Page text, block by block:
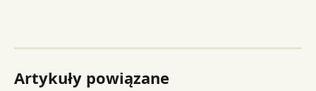
Artykuły powiązane